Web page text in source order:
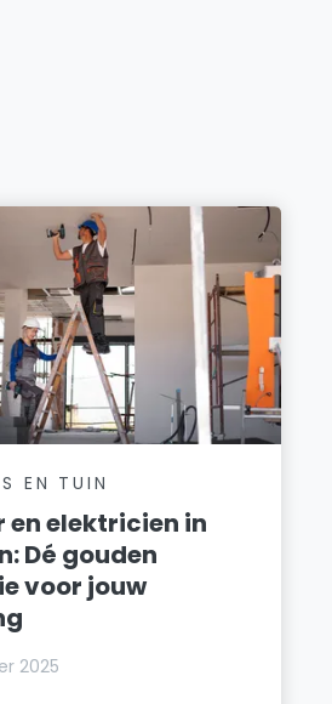
EN TUIN
en elektricien in
Dé gouden
voor jouw
2025